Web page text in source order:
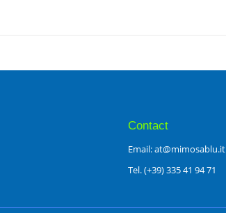
Contact
Email: at@mimosablu.it
Tel. (+39) 335 41 94 71